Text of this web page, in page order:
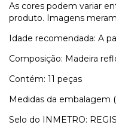
As cores podem variar
produto. Imagens
Idade recomendada: A
Composição: Madeira
Contém: 11 peças
Medidas da embalagem
Selo do INMETRO: